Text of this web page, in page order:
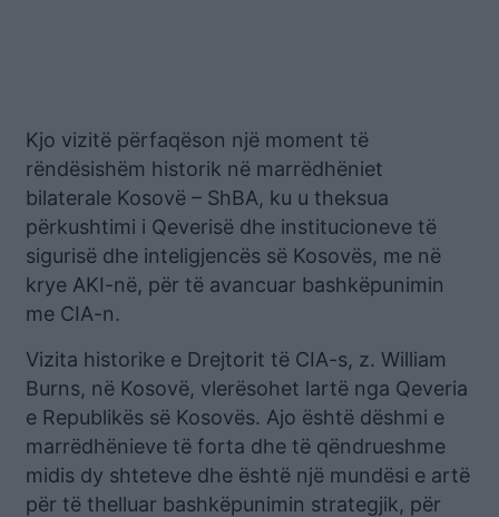
Kjo vizitë përfaqëson një moment të
rëndësishëm historik në marrëdhëniet
bilaterale Kosovë – ShBA, ku u theksua
përkushtimi i Qeverisë dhe institucioneve të
sigurisë dhe inteligjencës së Kosovës, me në
krye AKI-në, për të avancuar bashkëpunimin
me CIA-n.
Vizita historike e Drejtorit të CIA-s, z. William
Burns, në Kosovë, vlerësohet lartë nga Qeveria
e Republikës së Kosovës. Ajo është dëshmi e
marrëdhënieve të forta dhe të qëndrueshme
midis dy shteteve dhe është një mundësi e artë
për të thelluar bashkëpunimin strategjik, për